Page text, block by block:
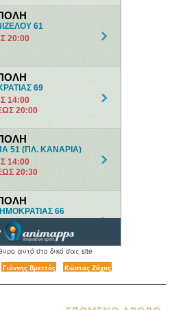
Γιάννης Βρεττός Κώστας Ζάχος